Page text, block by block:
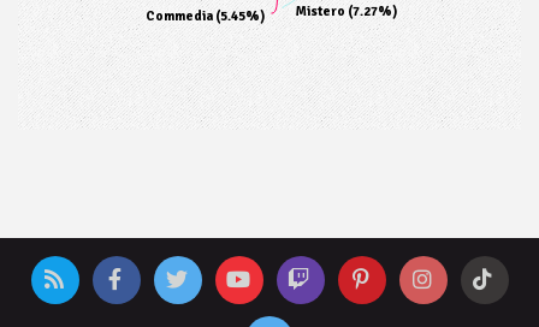
Mistero (7.27%)
Commedia (5.45%)